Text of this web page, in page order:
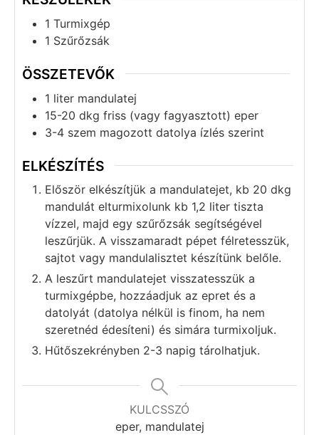
1 Turmixgép
1 Szűrőzsák
ÖSSZETEVŐK
1 liter mandulatej
15-20 dkg friss (vagy fagyasztott) eper
3-4 szem magozott datolya ízlés szerint
ELKÉSZÍTÉS
Először elkészítjük a mandulatejet, kb 20 dkg
mandulát elturmixolunk kb 1,2 liter tiszta
vízzel, majd egy szűrőzsák segítségével
leszűrjük. A visszamaradt pépet félretesszük,
sajtot vagy mandulalisztet készítünk belőle.
A leszűrt mandulatejet visszatesszük a
turmixgépbe, hozzáadjuk az epret és a
datolyát (datolya nélkül is finom, ha nem
szeretnéd édesíteni) és simára turmixoljuk.
Hűtőszekrényben 2-3 napig tárolhatjuk.
KULCSSZÓ
eper, mandulatej